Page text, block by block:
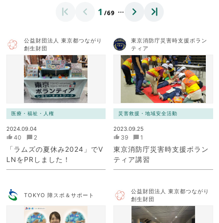
1 /69 …
公益財団法人 東京都つながり
創生財団
医療・福祉・人権
2024.09.04
40 2
「ラムズの夏休み2024」でV
LNをPRしました！
東京消防庁災害時支援ボラン
ティア
災害救援・地域安全活動
2023.09.25
39 1
東京消防庁災害時支援ボラン
ティア講習
TOKYO 障スポ＆サポート
公益財団法人 東京都つながり
創生財団